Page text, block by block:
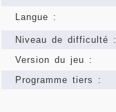
Langue :
Niveau de difficulté :
Version du jeu :
Programme tiers :